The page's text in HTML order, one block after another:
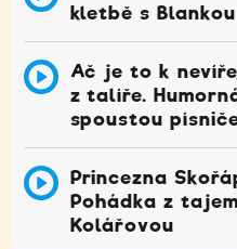
kletbě s
Ač je to k
z talíře.
spoustou
Princezna
Pohádka z
Kolářovou